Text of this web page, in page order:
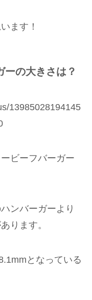
ます！
ーの大きさは？
13985028194145
ビーフバーガー
ンバーガーより
ります。
となっている